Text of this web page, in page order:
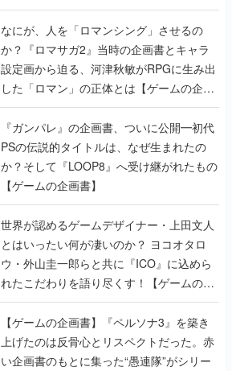
書】
なにが、人を「ロマンシング」させるの
か？『ロマサガ2』当時の企画書とキャラ
設定画から迫る、河津秋敏がRPGに生み出
した「ロマン」の正体とは【ゲームの企画
書】
『ガンパレ』の企画書、ついに公開━初代
PSの伝説的タイトルは、なぜ生まれたの
か？そして『LOOP8』へ受け継がれたもの
【ゲームの企画書】
世界が認めるゲームデザイナー・上田文人
とはいったい何が凄いのか？ ヨコオタロ
ウ・外山圭一郎らと共に『ICO』に込めら
れたこだわりを語り尽くす！【ゲームの企
画書】
【ゲームの企画書】『ペルソナ3』を築き
上げたのは反骨心とリスペクトだった。赤
い企画書のもとに集った“愚連隊”がシリー